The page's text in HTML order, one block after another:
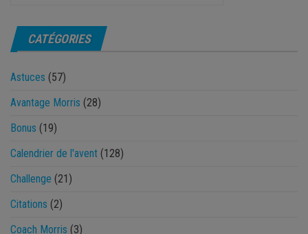
CATÉGORIES
Astuces (57)
Avantage Morris (28)
Bonus (19)
Calendrier de l'avent (128)
Challenge (21)
Citations (2)
Coach Morris (3)